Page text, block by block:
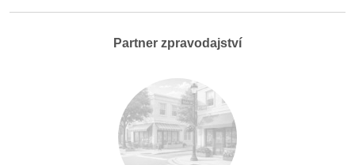
Partner zpravodajství